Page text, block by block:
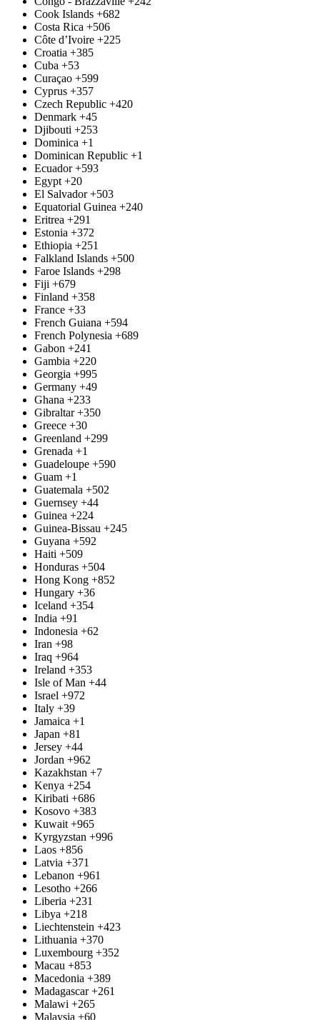
Cook Islands +682
Costa Rica +506
Côte d’Ivoire +225
Croatia +385
Cuba +53
Curaçao +599
Cyprus +357
Czech Republic +420
Denmark +45
Djibouti +253
Dominica +1
Dominican Republic +1
Ecuador +593
Egypt +20
El Salvador +503
Equatorial Guinea +240
Eritrea +291
Estonia +372
Ethiopia +251
Falkland Islands +500
Faroe Islands +298
Fiji +679
Finland +358
France +33
French Guiana +594
French Polynesia +689
Gabon +241
Gambia +220
Georgia +995
Germany +49
Ghana +233
Gibraltar +350
Greece +30
Greenland +299
Grenada +1
Guadeloupe +590
Guam +1
Guatemala +502
Guernsey +44
Guinea +224
Guinea-Bissau +245
Guyana +592
Haiti +509
Honduras +504
Hong Kong +852
Hungary +36
Iceland +354
India +91
Indonesia +62
Iran +98
Iraq +964
Ireland +353
Isle of Man +44
Israel +972
Italy +39
Jamaica +1
Japan +81
Jersey +44
Jordan +962
Kazakhstan +7
Kenya +254
Kiribati +686
Kosovo +383
Kuwait +965
Kyrgyzstan +996
Laos +856
Latvia +371
Lebanon +961
Lesotho +266
Liberia +231
Libya +218
Liechtenstein +423
Lithuania +370
Luxembourg +352
Macau +853
Macedonia +389
Madagascar +261
Malawi +265
Malaysia +60